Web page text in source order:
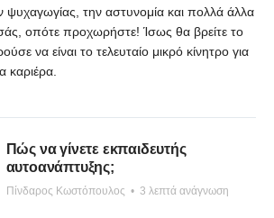
ψυχαγωγίας, την αστυνομία και πολλά άλλα
οπότε προχωρήστε! Ίσως θα βρείτε το
να είναι το τελευταίο μικρό κίνητρο για
καριέρα.
Πώς να γίνετε εκπαιδευτής
αυτοανάπτυξης;
Πίνδαρος Κωστόπουλος • 3 λεπτά ανάγνωση